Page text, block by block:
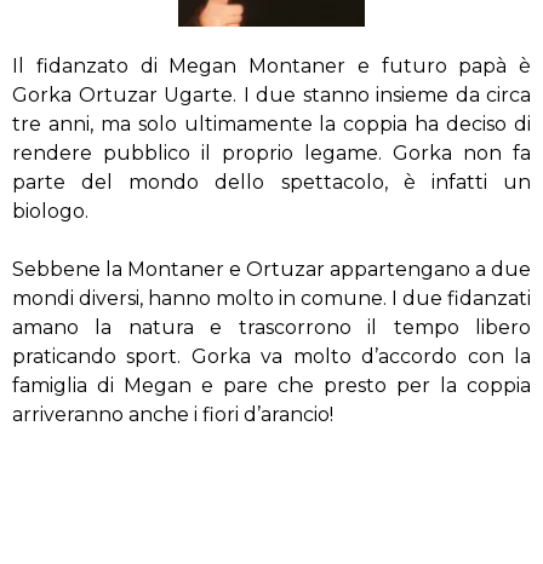
Il fidanzato di Megan Montaner e futuro papà è
Gorka Ortuzar Ugarte. I due stanno insieme da circa
tre anni, ma solo ultimamente la coppia ha deciso di
rendere pubblico il proprio legame. Gorka non fa
parte del mondo dello spettacolo, è infatti un
biologo.
Sebbene la Montaner e Ortuzar appartengano a due
mondi diversi, hanno molto in comune. I due fidanzati
amano la natura e trascorrono il tempo libero
praticando sport. Gorka va molto d’accordo con la
famiglia di Megan e pare che presto per la coppia
arriveranno anche i fiori d’arancio!